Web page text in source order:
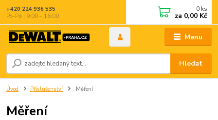
Menu
Hledat
+420 224 936 535
Po–Pá | 9:00 – 16:00
0 ks
za 0,00 Kč
Úvod Příslušenství Měření
Měření